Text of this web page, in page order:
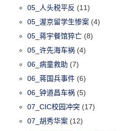
05_人头税平反 (11)
05_渥京留学生惨案 (4)
05_蒋宇餐馆猝亡 (8)
05_许先海车祸 (4)
06_病童救助 (7)
06_蒋国兵事件 (6)
06_钟道昌车祸 (5)
07_CIC校园冲突 (17)
07_胡秀华案 (12)